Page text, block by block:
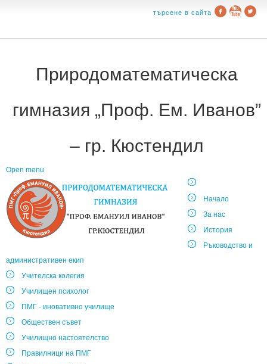
търсене в сайта
Природоматематическа
гимназия „Проф. Ем. Иванов”
– гр. Кюстендил
Open menu
Начало
За нас
История
Ръководство и
административен екип
Учителска колегия
Училищен психолог
ПМГ - иновативно училище
Обществен съвет
Училищно настоятелство
Правилници на ПМГ